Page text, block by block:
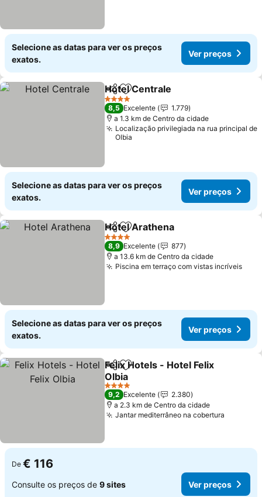
Selecione as datas para ver os preços
exatos.
Ver preços
PartilharAdicionar aos favoritos
Hotel Centrale
4 Estrelas
8,5 Excelente
1.779
a 1.3 km de Centro da cidade
Localização privilegiada na rua principal de
Olbia
Selecione as datas para ver os preços
exatos.
Ver preços
PartilharAdicionar aos favoritos
Hotel Arathena
4 Estrelas
8,9 Excelente
877
a 13.6 km de Centro da cidade
Piscina em terraço com vistas incríveisVer
Selecione as datas para ver os preços
exatos.
Ver preços
PartilharAdicionar aos favoritos
Felix Hotels - Hotel Felix
Olbia
Ver preços
4 Estrelas
9,2 Excelente
2.380
a 2.3 km de Centro da cidade
Jantar mediterrâneo na cobertura
De € 116
Consulte os preços de 9 sites Ver preços